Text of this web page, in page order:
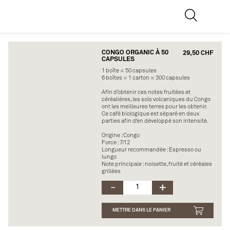
CONGO ORGANIC À 50
CAPSULES
29,50 CHF
1 boîte = 50 capsules
6 boîtes = 1 carton = 300 capsules
Afin d’obtenir ces notes fruitées et
céréalières, les sols volcaniques du Congo
ont les meilleures terres pour les obtenir.
Ce café biologique est séparé en deux
parties afin d’en développé son intensité.
Origine : Congo
Force : 7/12
Longueur recommandée : Espresso ou
lungo
Note principale : noisette, fruité et céréales
grillées
METTRE DANS LE PANIER